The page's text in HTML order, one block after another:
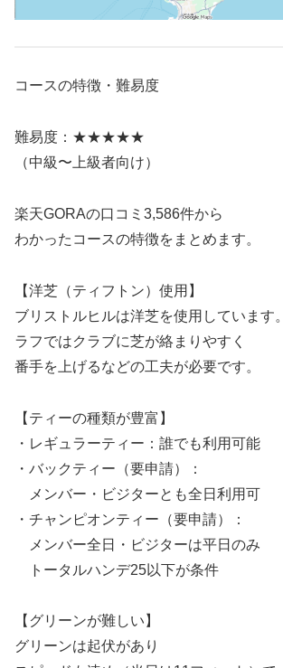
コースの特徴・難易度
難易度：★★★★★
（中級〜上級者向け）
楽天GORAの口コミ3,586件から
わかったコースの特徴をまとめます。
【洋芝（ティフトン）使用】
ブリストルヒルは洋芝を使用しています。
ラフではクラブに芝が絡まりやすく
番手を上げるなどの工夫が必要です。
【ティーの種類が豊富】
・レギュラーティー：誰でも利用可能
・バックティー（要申請）：
メンバー・ビジターとも全日利用可
・チャンピオンティー（要申請）：
メンバー全日・ビジターは平日のみ
トータルハンデ25以下が条件
【グリーンが難しい】
グリーンは起伏があり